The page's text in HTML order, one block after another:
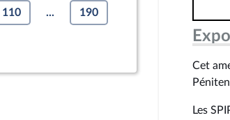
110 ... 190
Cet
Les